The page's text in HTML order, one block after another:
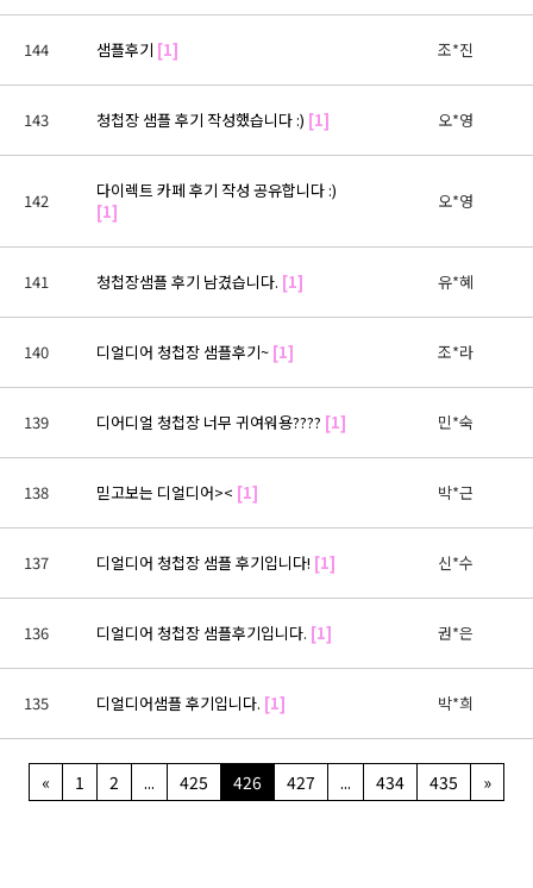
144 샘플후기 [1] 조*진
143 청첩장 샘플 후기 작성했습니다 :) [1] 오*영
142
다이렉트 카페 후기 작성 공유합니다 :)
[1]
오*영
141 청첩장샘플 후기 남겼습니다. [1] 유*혜
140 디얼디어 청첩장 샘플후기~ [1] 조*라
139 디어디얼 청첩장 너무 귀여워용???? [1] 민*숙
138 믿고보는 디얼디어>< [1] 박*근
137 디얼디어 청첩장 샘플 후기입니다! [1] 신*수
136 디얼디어 청첩장 샘플후기입니다. [1] 권*은
135 디얼디어샘플 후기입니다. [1] 박*희
« 1 2 ... 425 426 427 ... 434 435 »